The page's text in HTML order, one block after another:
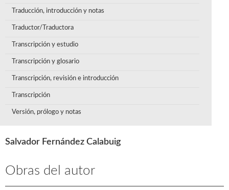
Traducción, introducción y notas
Traductor/Traductora
Transcripción y estudio
Transcripción y glosario
Transcripción, revisión e introducción
Transcripción
Versión, prólogo y notas
Salvador Fernández Calabuig
Obras del autor